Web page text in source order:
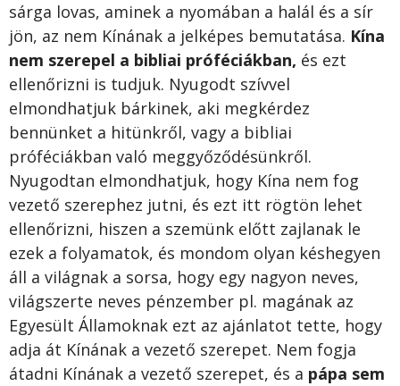
sárga lovas, aminek a nyomában a halál és a sír
jön, az nem Kínának a jelképes bemutatása. Kína
nem szerepel a bibliai próféciákban, és ezt
ellenőrizni is tudjuk. Nyugodt szívvel
elmondhatjuk bárkinek, aki megkérdez
bennünket a hitünkről, vagy a bibliai
próféciákban való meggyőződésünkről.
Nyugodtan elmondhatjuk, hogy Kína nem fog
vezető szerephez jutni, és ezt itt rögtön lehet
ellenőrizni, hiszen a szemünk előtt zajlanak le
ezek a folyamatok, és mondom olyan késhegyen
áll a világnak a sorsa, hogy egy nagyon neves,
világszerte neves pénzember pl. magának az
Egyesült Államoknak ezt az ajánlatot tette, hogy
adja át Kínának a vezető szerepet. Nem fogja
átadni Kínának a vezető szerepet, és a pápa sem